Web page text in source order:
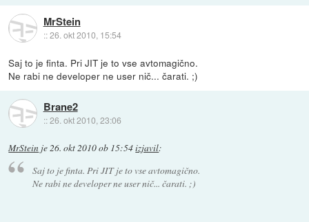
MrStein
::26. okt 2010, 15:54
Saj to je finta. Pri JIT je to vse avtomagično.
Ne rabi ne developer ne user nič... čarati. ;)
Brane2
::26. okt 2010, 23:06
MrStein je 26. okt 2010 ob 15:54izjavil:
Saj to je finta. Pri JIT je to vse avtomagično.
Ne rabi ne developer ne user nič... čarati. ;)